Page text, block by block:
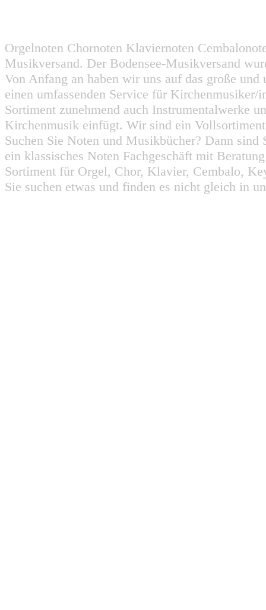
Orgelnoten Chornoten Klaviernoten
Musikversand. Der Bodensee-Musikversand
Von Anfang an haben wir uns auf das große
einen umfassenden Service für
Sortiment zunehmend auch Instrumentalwerke
Kirchenmusik einfügt. Wir sind ein
Suchen Sie Noten und Musikbücher? Dann
ein klassisches Noten Fachgeschäft mit
Sortiment für Orgel, Chor, Klavier, Cembalo,
Sie suchen etwas und finden es nicht gleich in